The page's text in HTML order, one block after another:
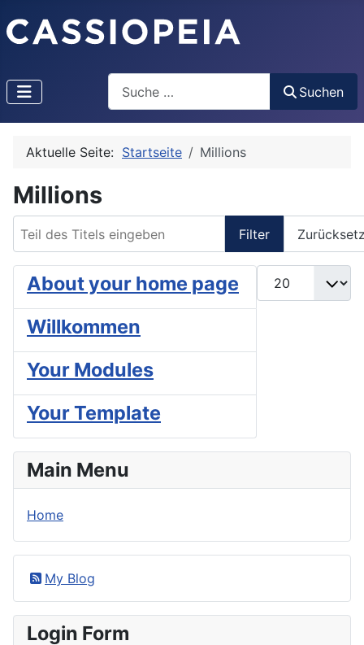
Suchen
Aktuelle Seite: Startseite Millions
Millions
Filter
Anzeige #
About your home page
Willkommen
Your Modules
Your Template
Main Menu
Home
My Blog
Login Form